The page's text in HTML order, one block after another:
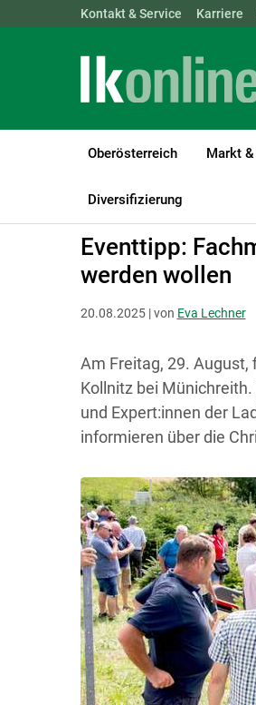
Landwirtschaftskammern:
Kontakt & Service Karriere
Oberösterreich Markt
Diversifizierung
LK Oberösterreich Forst
Eventtipp:
werden wollen
20.08.2025 | von Eva Lechner
Am Freitag, 29.
Kollnitz bei
und Expert:innen der
informieren über die